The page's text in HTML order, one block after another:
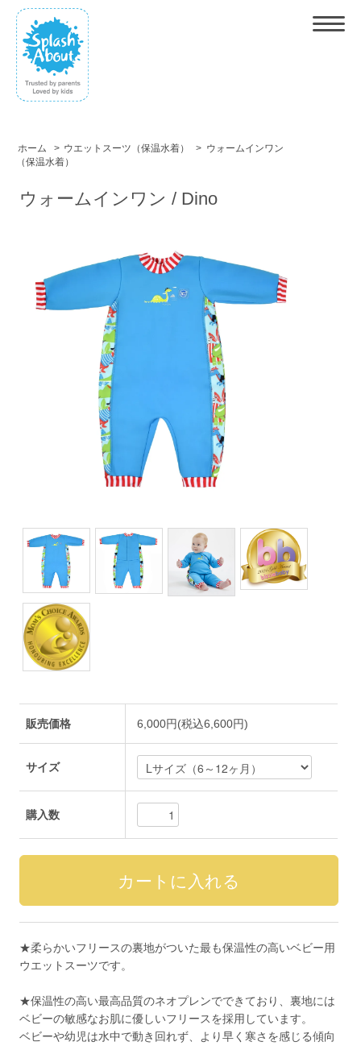
ホーム > ウエットスーツ（保温水着） > ウォームインワン
（保温水着）
ウォームインワン / Dino
販売価格 6,000円(税込6,600円)
サイズ
購入数
★柔らかいフリースの裏地がついた最も保温性の高いベビー用
ウエットスーツです。
★保温性の高い最高品質のネオプレンでできており、裏地には
ベビーの敏感なお肌に優しいフリースを採用しています。
ベビーや幼児は水中で動き回れず、より早く寒さを感じる傾向